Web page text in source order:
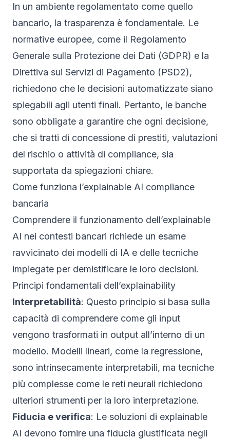
In un ambiente regolamentato come quello
bancario, la trasparenza è fondamentale. Le
normative europee, come il Regolamento
Generale sulla Protezione dei Dati (GDPR) e la
Direttiva sui Servizi di Pagamento (PSD2),
richiedono che le decisioni automatizzate siano
spiegabili agli utenti finali. Pertanto, le banche
sono obbligate a garantire che ogni decisione,
che si tratti di concessione di prestiti, valutazioni
del rischio o attività di compliance, sia
supportata da spiegazioni chiare.
Come funziona l’explainable AI compliance
bancaria
Comprendere il funzionamento dell’explainable
AI nei contesti bancari richiede un esame
ravvicinato dei modelli di IA e delle tecniche
impiegate per demistificare le loro decisioni.
Principi fondamentali dell’explainability
Interpretabilità: Questo principio si basa sulla
capacità di comprendere come gli input
vengono trasformati in output all’interno di un
modello. Modelli lineari, come la regressione,
sono intrinsecamente interpretabili, ma tecniche
più complesse come le reti neurali richiedono
ulteriori strumenti per la loro interpretazione.
Fiducia e verifica: Le soluzioni di explainable
AI devono fornire una fiducia giustificata negli